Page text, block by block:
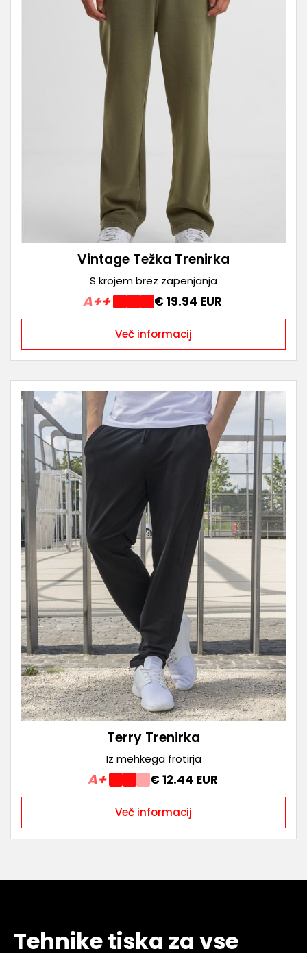
Vintage Težka Trenirka
S krojem brez zapenjanja
A++ € 19.94 EUR
Več informacij
Terry Trenirka
Iz mehkega frotirja
A+ € 12.44 EUR
Več informacij
Tehnike tiska za vse